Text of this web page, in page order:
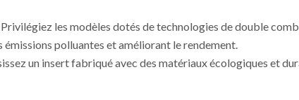
Privilégiez les modèles dotés de technologies de double
polluantes et améliorant le rendement.
un insert fabriqué avec des matériaux écologiques et